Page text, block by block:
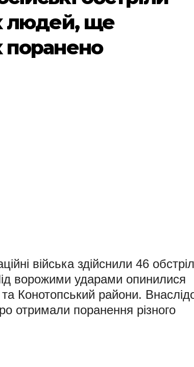
людей, ще
поранено
війська здійснили 46
ворожими ударами опинилися
Конотопський райони.
отримали поранення різного